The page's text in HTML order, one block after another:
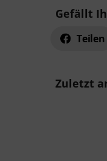
Gefällt
Teilen
Zuletzt